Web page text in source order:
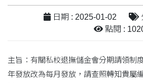
日期 : 2025-01-02
點閱 :
主旨：有關私校退撫儲金會分期請領制
年發放改為每月發放，請查照轉知貴屬